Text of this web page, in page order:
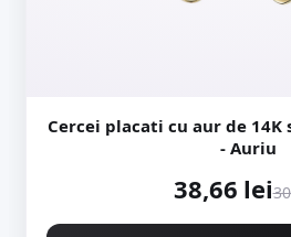
Cercei placati cu aur de
- Auriu
38,66 lei